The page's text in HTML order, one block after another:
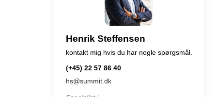
Henrik Steffensen
kontakt mig hvis du har nogle spørgsmål.
(+45) 22 57 86 40
hs@summit.dk